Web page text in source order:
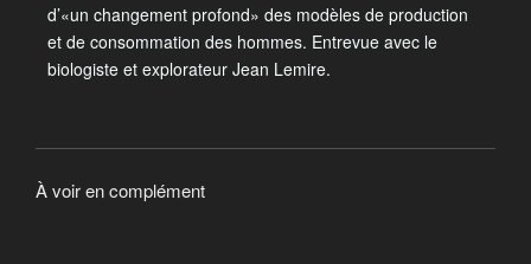
d’«un changement profond» des modèles de production
et de consommation des hommes. Entrevue avec le
biologiste et explorateur Jean Lemire.
À voir en complément